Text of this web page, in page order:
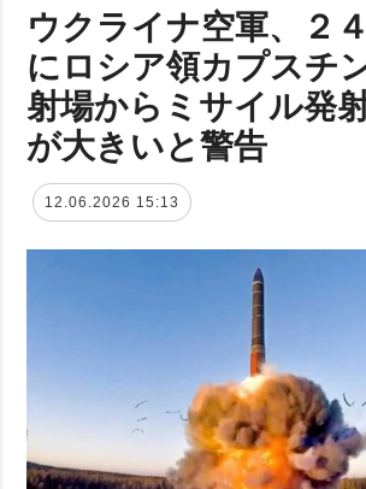
ウクライナ空軍、２
にロシア領カプスチ
射場からミサイル発
が大きいと警告
12.06.2026 15:13